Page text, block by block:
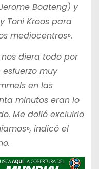
Boateng) y
Toni Kroos para
mediocentros».
diera todo por
muy
en las
minutos eran lo
Me dolió excluirlo
indicó el